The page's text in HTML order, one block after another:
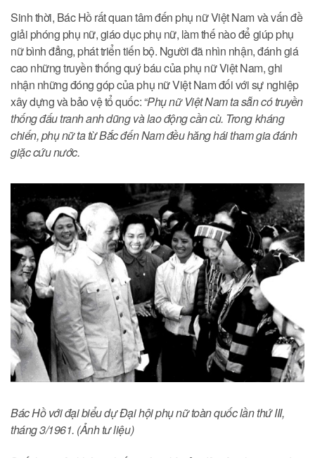
Sinh thời, Bác Hồ rất quan tâm đến phụ nữ Việt Nam và vấn đề
giải phóng phụ nữ, giáo dục phụ nữ, làm thế nào để giúp phụ
nữ bình đẳng, phát triển tiến bộ. Người đã nhìn nhận, đánh giá
cao những truyền thống quý báu của phụ nữ Việt Nam, ghi
nhận những đóng góp của phụ nữ Việt Nam đối với sự nghiệp
xây dựng và bảo vệ tổ quốc: “Phụ nữ Việt Nam ta sẵn có truyền
thống đấu tranh anh dũng và lao động cần cù. Trong kháng
chiến, phụ nữ ta từ Bắc đến Nam đều hăng hái tham gia đánh
giặc cứu nước.
Bác Hồ với đại biểu dự Đại hội phụ nữ toàn quốc lần thứ III,
tháng 3/1961. (Ảnh tư liệu)